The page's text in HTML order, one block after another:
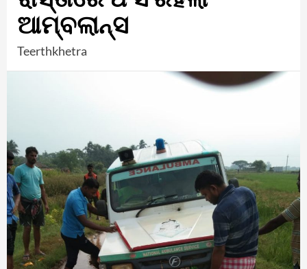
ଆମ୍ବଲାନ୍ସ
Teerthkhetra